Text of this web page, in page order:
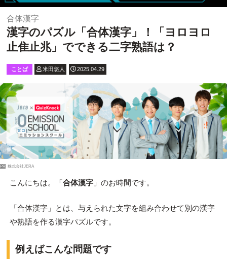
合体漢字
漢字のパズル「合体漢字」！「ヨロヨロ
止隹止兆」でできる二字熟語は？
ことば 米田悠人 2025.04.29
PR 株式会社JERA
こんにちは。「合体漢字」のお時間です。
「合体漢字」とは、与えられた文字を組み合わせて別の漢字
や熟語を作る漢字パズルです。
例えばこんな問題です